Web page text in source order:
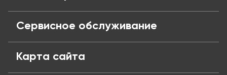
Сервисное обслуживание
Карта сайта